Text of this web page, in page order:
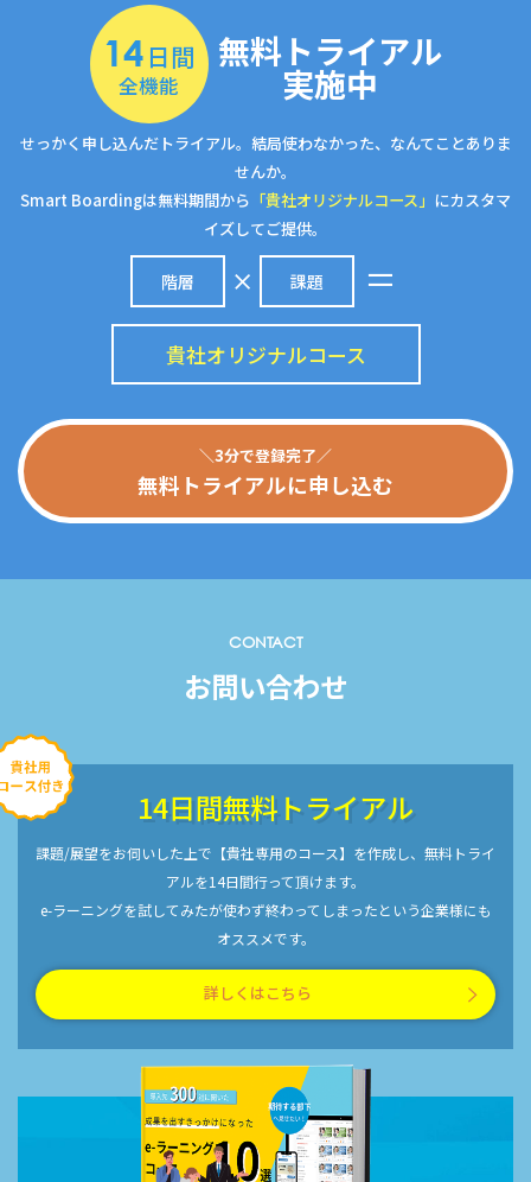
14 日間
全機能
無料トライアル
実施中
せっかく申し込んだトライアル。結局使わなかった、なんてことありま
せんか。
Smart Boardingは無料期間から 「貴社オリジナルコース」 にカスタマ
イズしてご提供。
階層 課題
貴社オリジナルコース
＼3分で登録完了／
無料トライアルに申し込む
CONTACT
お問い合わせ
14日間無料トライアル
課題/展望をお伺いした上で【貴社専用のコース】を作成し、無料トライ
アルを14日間行って頂けます。
e-ラーニングを試してみたが使わず終わってしまったという企業様にも
オススメです。
詳しくはこちら